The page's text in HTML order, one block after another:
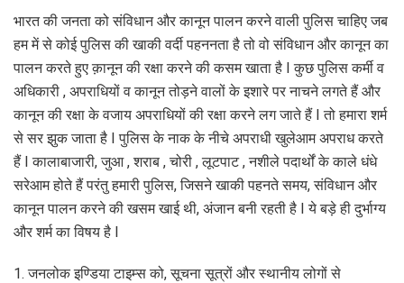
भारत की जनता को संविधान और कानून पालन करने वाली पुलिस चाहिए जब
हम में से कोई पुलिस की खाकी वर्दी पहननता है तो वो संविधान और कानून का
पालन करते हुए क़ानून की रक्षा करने की कसम खाता है I कुछ पुलिस कर्मी व
अधिकारी , अपराधियों व कानून तोड़ने वालों के इशारे पर नाचने लगते हैं और
कानून की रक्षा के वजाय अपराधियों की रक्षा करने लग जाते हैं I तो हमारा शर्म
से सर झुक जाता है I पुलिस के नाक के नीचे अपराधी खुलेआम अपराध करते
हैं I कालाबाजारी, जुआ , शराब , चोरी , लूटपाट , नशीले पदार्थों के काले धंधे
सरेआम होते हैं परंतु हमारी पुलिस, जिसने खाकी पहनते समय, संविधान और
कानून पालन करने की खसम खाई थी, अंजान बनी रहती है I ये बड़े ही दुर्भाग्य
और शर्म का विषय है I
1. जनलोक इण्डिया टाइम्स को, सूचना सूत्रों और स्थानीय लोगों से